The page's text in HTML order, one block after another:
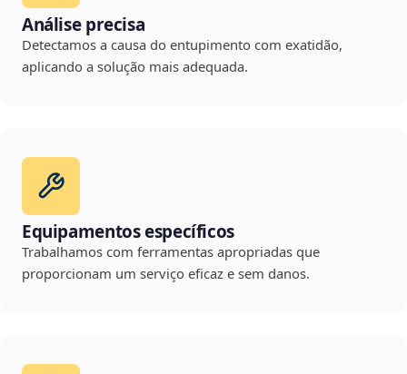
Análise precisa
Detectamos a causa do entupimento com exatidão,
aplicando a solução mais adequada.
Equipamentos específicos
Trabalhamos com ferramentas apropriadas que
proporcionam um serviço eficaz e sem danos.